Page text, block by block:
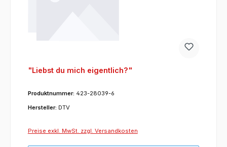
"Liebst du mich eigentlich?"
Produktnummer: 423-28039-6
Hersteller: DTV
Preise exkl. MwSt. zzgl. Versandkosten